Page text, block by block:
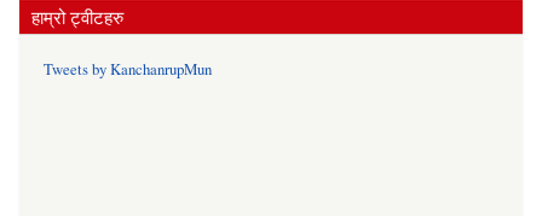
हाम्रो ट्वीटहरु
Tweets by KanchanrupMun